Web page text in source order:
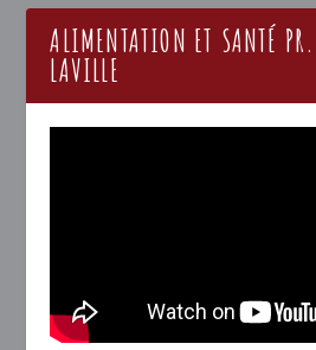
ALIMENTATION ET SANTÉ
LAVILLE